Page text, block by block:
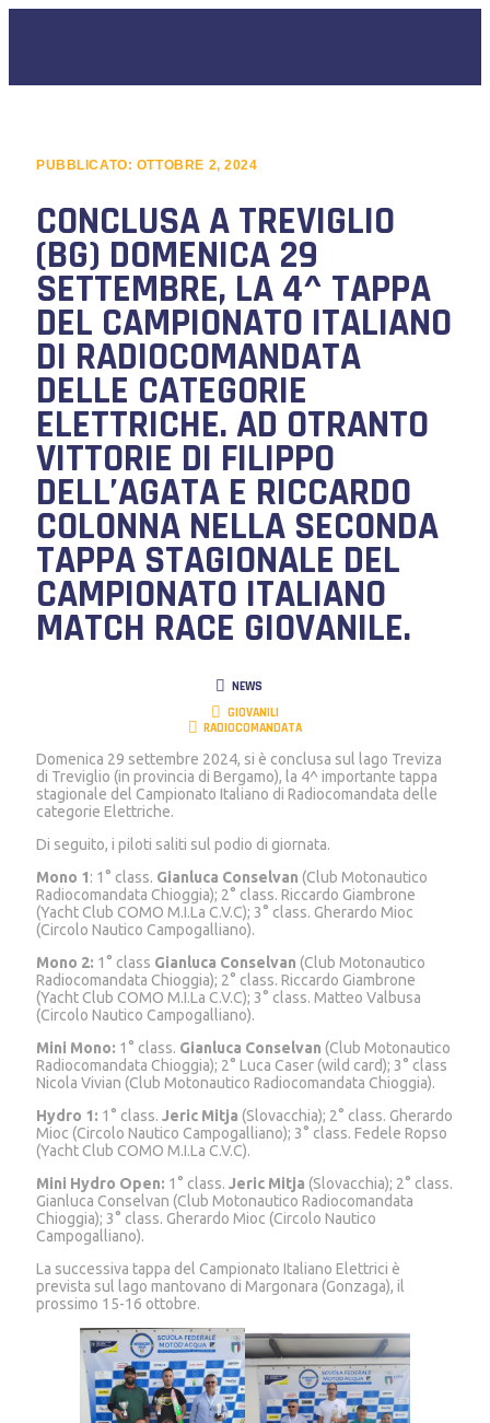
PUBBLICATO: OTTOBRE 2, 2024
CONCLUSA A TREVIGLIO
(BG) DOMENICA 29
SETTEMBRE, LA 4^ TAPPA
DEL CAMPIONATO ITALIANO
DI RADIOCOMANDATA
DELLE CATEGORIE
ELETTRICHE. AD OTRANTO
VITTORIE DI FILIPPO
DELL’AGATA E RICCARDO
COLONNA NELLA SECONDA
TAPPA STAGIONALE DEL
CAMPIONATO ITALIANO
MATCH RACE GIOVANILE.
NEWS
GIOVANILI
RADIOCOMANDATA
Domenica 29 settembre 2024, si è conclusa sul lago Treviza
di Treviglio (in provincia di Bergamo), la 4^ importante tappa
stagionale del Campionato Italiano di Radiocomandata delle
categorie Elettriche.
Di seguito, i piloti saliti sul podio di giornata.
Mono 1: 1° class. Gianluca Conselvan (Club Motonautico
Radiocomandata Chioggia); 2° class. Riccardo Giambrone
(Yacht Club COMO M.I.La C.V.C); 3° class. Gherardo Mioc
(Circolo Nautico Campogalliano).
Mono 2: 1° class Gianluca Conselvan (Club Motonautico
Radiocomandata Chioggia); 2° class. Riccardo Giambrone
(Yacht Club COMO M.I.La C.V.C); 3° class. Matteo Valbusa
(Circolo Nautico Campogalliano).
Mini Mono: 1° class. Gianluca Conselvan (Club Motonautico
Radiocomandata Chioggia); 2° Luca Caser (wild card); 3° class
Nicola Vivian (Club Motonautico Radiocomandata Chioggia).
Hydro 1: 1° class. Jeric Mitja (Slovacchia); 2° class. Gherardo
Mioc (Circolo Nautico Campogalliano); 3° class. Fedele Ropso
(Yacht Club COMO M.I.La C.V.C).
Mini Hydro Open: 1° class. Jeric Mitja (Slovacchia); 2° class.
Gianluca Conselvan (Club Motonautico Radiocomandata
Chioggia); 3° class. Gherardo Mioc (Circolo Nautico
Campogalliano).
La successiva tappa del Campionato Italiano Elettrici è
prevista sul lago mantovano di Margonara (Gonzaga), il
prossimo 15-16 ottobre.